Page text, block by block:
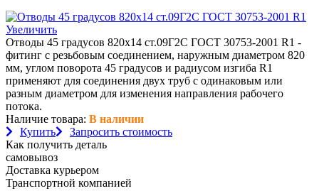
Увеличить
Отводы 45 градусов 820х14 ст.09Г2С ГОСТ 30753-2001 R1 -
фитинг с резьбовым соединением, наружным диаметром 820
мм, углом поворота 45 градусов и радиусом изгиба R1
применяют для соединения двух труб с одинаковым или
разным диаметром для изменения направления рабочего
потока.
Наличие товара: В наличии
Купить
Запросить стоимость
Как получить деталь
самовывоз
Доставка курьером
Транспортной компанией